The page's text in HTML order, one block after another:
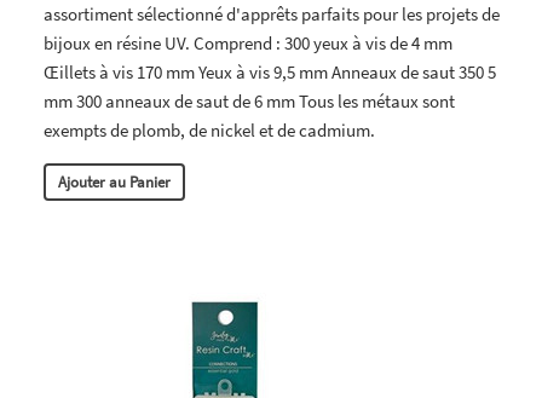
assortiment sélectionné d'apprêts parfaits pour les projets de
bijoux en résine UV. Comprend : 300 yeux à vis de 4 mm
Œillets à vis 170 mm Yeux à vis 9,5 mm Anneaux de saut 350 5
mm 300 anneaux de saut de 6 mm Tous les métaux sont
exempts de plomb, de nickel et de cadmium.
Ajouter au Panier